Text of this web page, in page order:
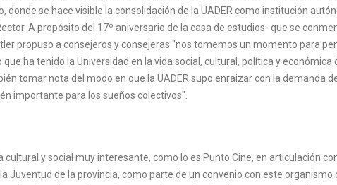
donde se hace visible la consolidación de la UADER como institución
A propósito del 17º aniversario de la casa de estudios -que se
propuso a consejeros y consejeras "nos tomemos un momento para
ha tenido la Universidad en la vida social, cultural, política y económica
tomar nota del modo en que la UADER supo enraizar con la demanda
importante para los sueños colectivos".
y social muy interesante, como lo es Punto Cine, en articulación
Juventud de la provincia, como parte de un convenio con este organismo